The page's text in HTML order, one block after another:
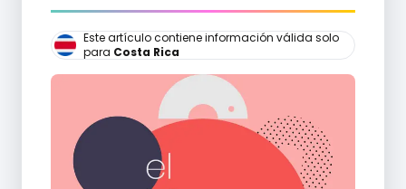
Este artículo contiene información válida solo
para Costa Rica